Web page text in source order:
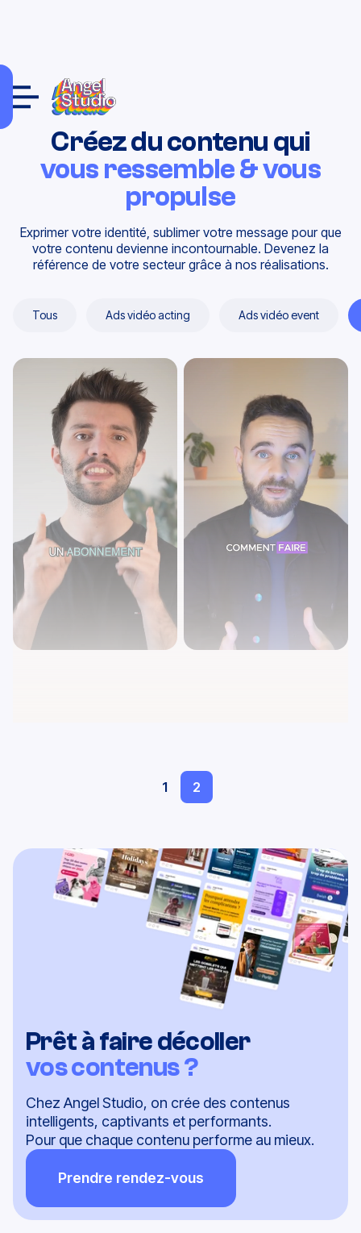
Créez du contenu qui
vous ressemble & vous
propulse
Exprimer votre identité, sublimer votre message pour que
votre contenu devienne incontournable. Devenez la
référence de votre secteur grâce à nos réalisations.
Tous Ads vidéo acting Ads vidéo event
1 2
Prêt à faire décoller
vos contenus ?
Chez Angel Studio, on crée des contenus
intelligents, captivants et performants.
Pour que chaque contenu performe au mieux.
Prendre rendez-vous